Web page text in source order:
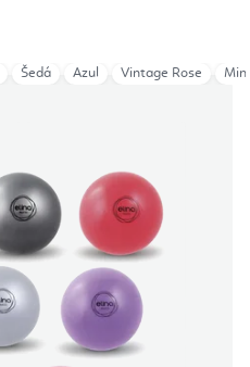
Šedá Azul Vintage Rose